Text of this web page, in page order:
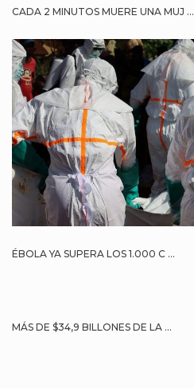
CADA 2 MINUTOS MUERE UNA MUJ ...
ÉBOLA YA SUPERA LOS 1.000 C ...
MÁS DE $34,9 BILLONES DE LA ...